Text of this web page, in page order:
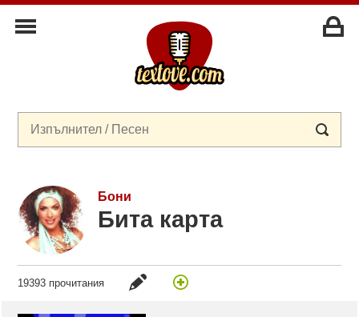
Бони
Бита карта
19393 прочитания